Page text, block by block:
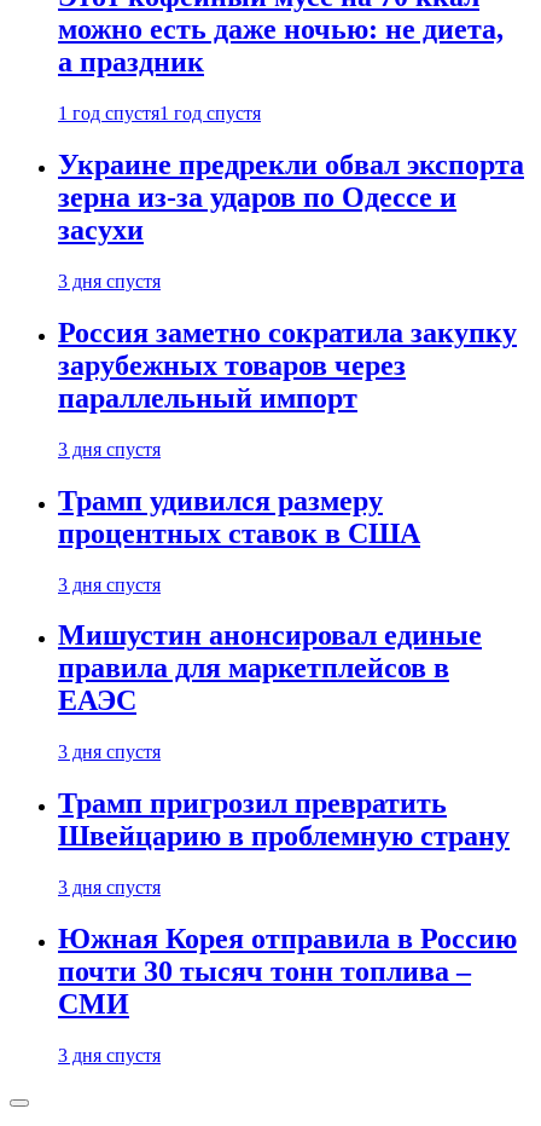
можно есть даже ночью: не диета,
а праздник
1 год спустя1 год спустя
Украине предрекли обвал экспорта
зерна из-за ударов по Одессе и
засухи
3 дня спустя
Россия заметно сократила закупку
зарубежных товаров через
параллельный импорт
3 дня спустя
Трамп удивился размеру
процентных ставок в США
3 дня спустя
Мишустин анонсировал единые
правила для маркетплейсов в
ЕАЭС
3 дня спустя
Трамп пригрозил превратить
Швейцарию в проблемную страну
3 дня спустя
Южная Корея отправила в Россию
почти 30 тысяч тонн топлива –
СМИ
3 дня спустя